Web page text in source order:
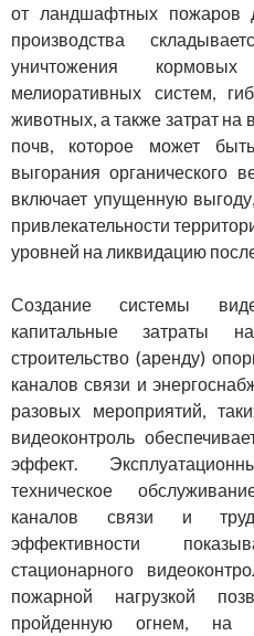
от ландшафтных пожаров
производства
уничтожения
мелиоративных систем,
животных, а также затрат на
почв, которое может
выгорания органического
включает упущенную
привлекательности
уровней на ликвидацию
Создание системы
капитальные затраты
строительство (аренду)
каналов связи и
разовых мероприятий,
видеоконтроль
эффект.
техническое
каналов связи и
эффективности
стационарного
пожарной нагрузкой
пройденную огнем, на